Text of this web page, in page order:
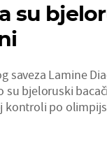
su
saveza Lamine
bjeloruski
po